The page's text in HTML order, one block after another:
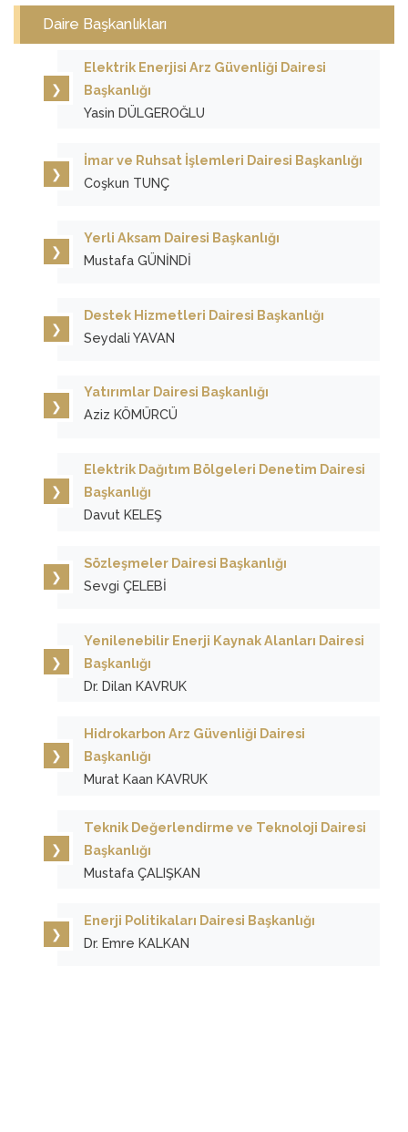
Daire Başkanlıkları
Elektrik Enerjisi Arz Güvenliği Dairesi
Başkanlığı
Yasin DÜLGEROĞLU
İmar ve Ruhsat İşlemleri Dairesi Başkanlığı
Coşkun TUNÇ
Yerli Aksam Dairesi Başkanlığı
Mustafa GÜNİNDİ
Destek Hizmetleri Dairesi Başkanlığı
Seydali YAVAN
Yatırımlar Dairesi Başkanlığı
Aziz KÖMÜRCÜ
Elektrik Dağıtım Bölgeleri Denetim Dairesi
Başkanlığı
Davut KELEŞ
Sözleşmeler Dairesi Başkanlığı
Sevgi ÇELEBİ
Yenilenebilir Enerji Kaynak Alanları Dairesi
Başkanlığı
Dr. Dilan KAVRUK
Hidrokarbon Arz Güvenliği Dairesi
Başkanlığı
Murat Kaan KAVRUK
Teknik Değerlendirme ve Teknoloji Dairesi
Başkanlığı
Mustafa ÇALIŞKAN
Enerji Politikaları Dairesi Başkanlığı
Dr. Emre KALKAN